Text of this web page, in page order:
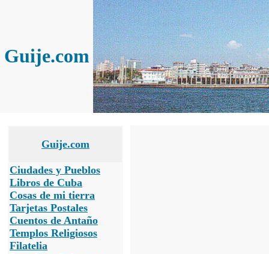
Guije.com
Guije.com
Ciudades y Pueblos
Libros de Cuba
Cosas de mi tierra
Tarjetas Postales
Cuentos de Antaño
Templos Religiosos
Filatelia